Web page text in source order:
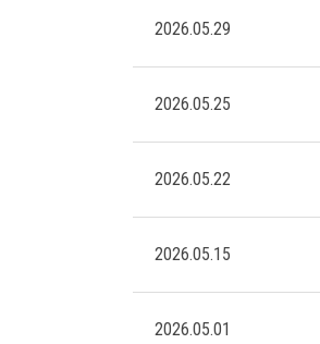
2026.05.29
2026.05.25
2026.05.22
2026.05.15
2026.05.01